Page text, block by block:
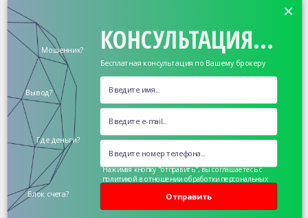
КОНСУЛЬТАЦИЯ...
Бесплатная консультация по Вашему брокеру
Мошенник?
Вывод?
Где деньги?
Блок счета? Отправить
×
Нажимая кнопку "отправить", вы соглашаетесь с
политикой в отношении обработки персональных